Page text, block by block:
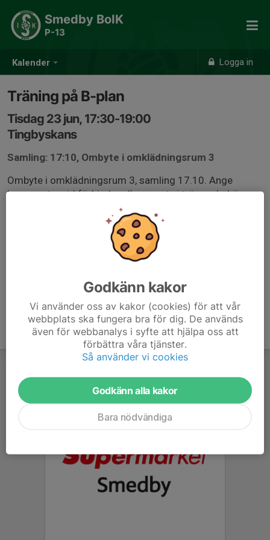
Kalender Logga in
Smedby BoIK
P-13
Träning på B-plan
Tisdag 23 jun, 17:30-19:00
Tingbyskans
Samling: 17:10, Ombyte i omklädningsrum 3
Ombyte i omklädningsrum 3, samling 17.10. Ange
kommentar vid förhinder eller annat vi tränare behöver
Godkänn kakor
Vi använder oss av kakor (cookies) för att vår
webbplats ska fungera bra för dig. De används
även för webbanalys i syfte att hjälpa oss att
förbättra våra tjänster.
Så använder vi cookies
Godkänn alla kakor
Bara nödvändiga